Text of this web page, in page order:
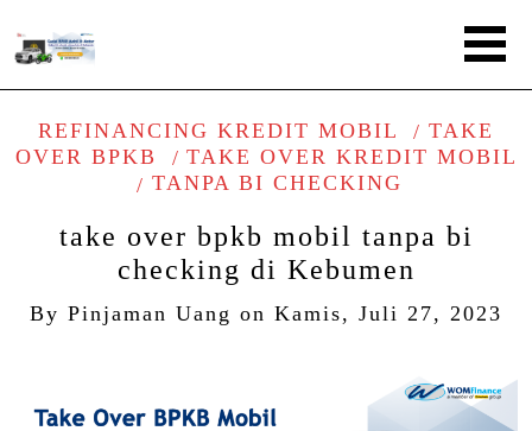
REFINANCING KREDIT MOBIL
TAKE
OVER BPKB
TAKE OVER KREDIT MOBIL
TANPA BI CHECKING
take over bpkb mobil tanpa bi
checking di Kebumen
By Pinjaman Uang on Kamis, Juli 27, 2023